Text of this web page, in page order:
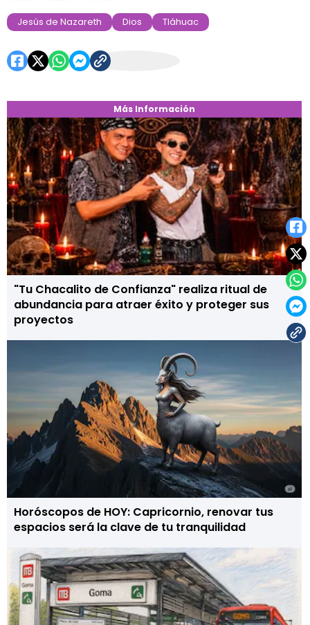
Más Información
"Tu Chacalito de Confianza" realiza ritual de
abundancia para atraer éxito y proteger sus
proyectos
Horóscopos de HOY: Capricornio, renovar tus
espacios será la clave de tu tranquilidad
Jesús de Nazareth Dios Tláhuac